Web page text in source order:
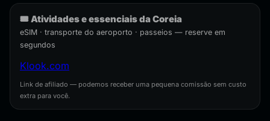
🎟️ Atividades e essenciais da Coreia
eSIM · transporte do aeroporto · passeios — reserve em
segundos
Klook.com
Link de afiliado — podemos receber uma pequena comissão sem custo
extra para você.